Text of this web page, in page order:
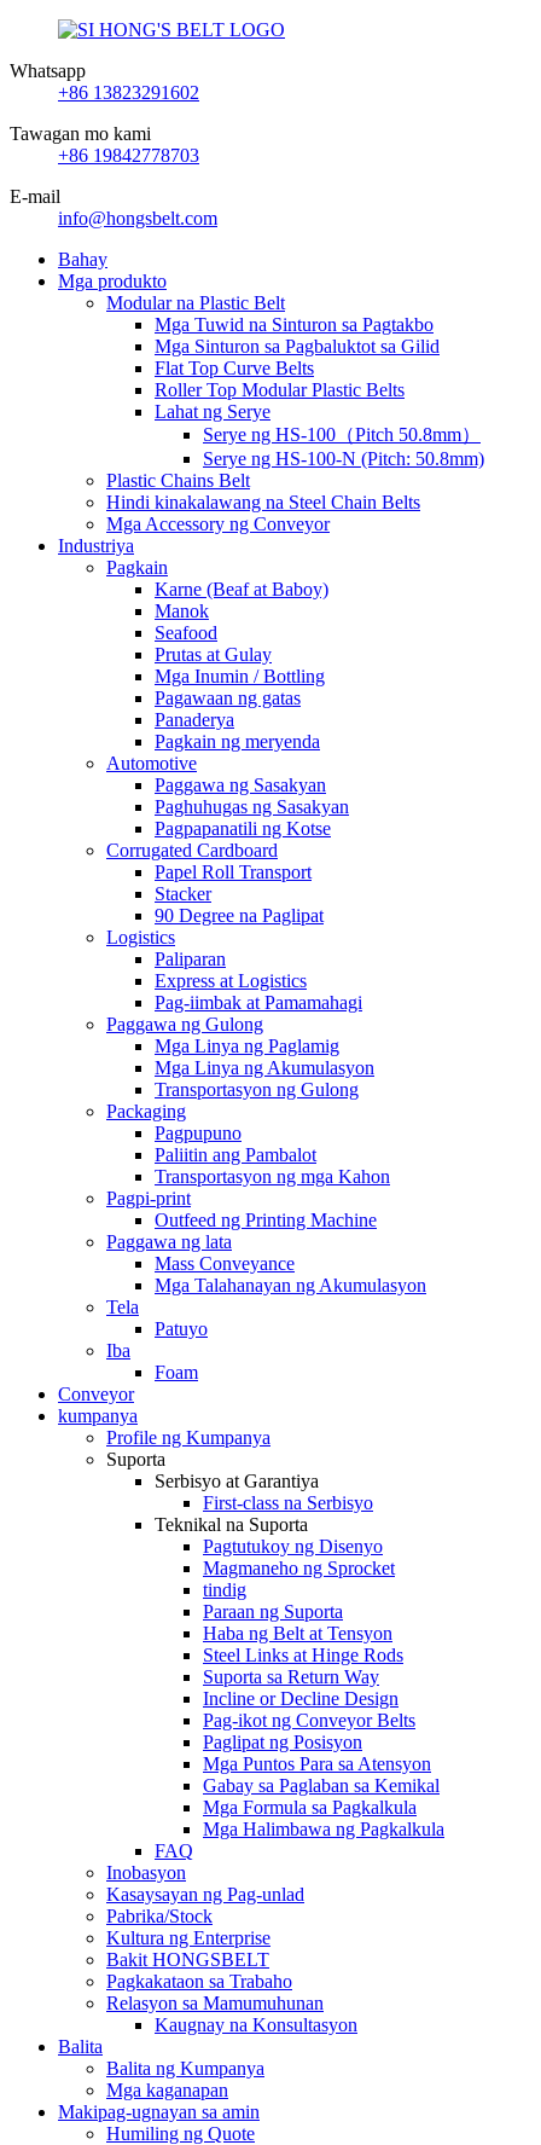
Whatsapp
+86 13823291602
Tawagan mo kami
+86 19842778703
E-mail
info@hongsbelt.com
Bahay
Mga produkto
Modular na Plastic Belt
Mga Tuwid na Sinturon sa Pagtakbo
Mga Sinturon sa Pagbaluktot sa Gilid
Flat Top Curve Belts
Roller Top Modular Plastic Belts
Lahat ng Serye
Serye ng HS-100（Pitch 50.8mm）
Serye ng HS-100-N (Pitch: 50.8mm)
Plastic Chains Belt
Hindi kinakalawang na Steel Chain Belts
Mga Accessory ng Conveyor
Industriya
Pagkain
Karne (Beaf at Baboy)
Manok
Seafood
Prutas at Gulay
Mga Inumin / Bottling
Pagawaan ng gatas
Panaderya
Pagkain ng meryenda
Automotive
Paggawa ng Sasakyan
Paghuhugas ng Sasakyan
Pagpapanatili ng Kotse
Corrugated Cardboard
Papel Roll Transport
Stacker
90 Degree na Paglipat
Logistics
Paliparan
Express at Logistics
Pag-iimbak at Pamamahagi
Paggawa ng Gulong
Mga Linya ng Paglamig
Mga Linya ng Akumulasyon
Transportasyon ng Gulong
Packaging
Pagpupuno
Paliitin ang Pambalot
Transportasyon ng mga Kahon
Pagpi-print
Outfeed ng Printing Machine
Paggawa ng lata
Mass Conveyance
Mga Talahanayan ng Akumulasyon
Tela
Patuyo
Iba
Foam
Conveyor
kumpanya
Profile ng Kumpanya
Suporta
Serbisyo at Garantiya
First-class na Serbisyo
Teknikal na Suporta
Pagtutukoy ng Disenyo
Magmaneho ng Sprocket
tindig
Paraan ng Suporta
Haba ng Belt at Tensyon
Steel Links at Hinge Rods
Suporta sa Return Way
Incline or Decline Design
Pag-ikot ng Conveyor Belts
Paglipat ng Posisyon
Mga Puntos Para sa Atensyon
Gabay sa Paglaban sa Kemikal
Mga Formula sa Pagkalkula
Mga Halimbawa ng Pagkalkula
FAQ
Inobasyon
Kasaysayan ng Pag-unlad
Pabrika/Stock
Kultura ng Enterprise
Bakit HONGSBELT
Pagkakataon sa Trabaho
Relasyon sa Mamumuhunan
Kaugnay na Konsultasyon
Balita
Balita ng Kumpanya
Mga kaganapan
Makipag-ugnayan sa amin
Humiling ng Quote